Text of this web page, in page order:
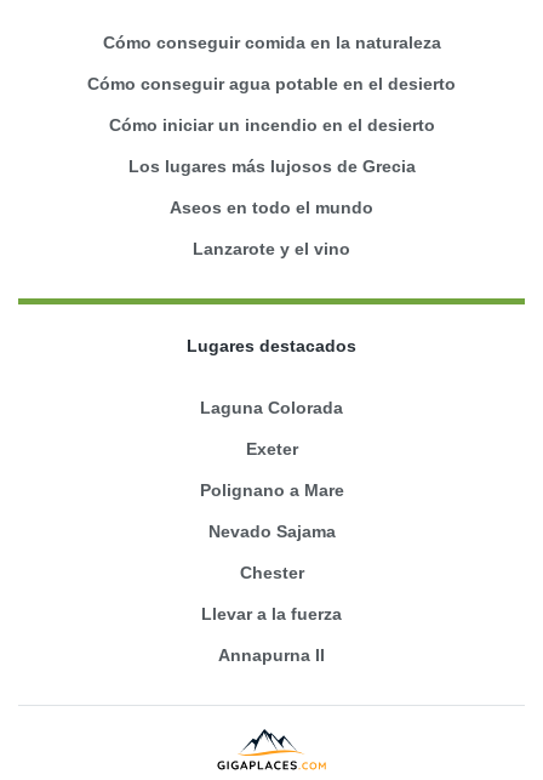
Cómo conseguir comida en la naturaleza
Cómo conseguir agua potable en el desierto
Cómo iniciar un incendio en el desierto
Los lugares más lujosos de Grecia
Aseos en todo el mundo
Lanzarote y el vino
Lugares destacados
Laguna Colorada
Exeter
Polignano a Mare
Nevado Sajama
Chester
Llevar a la fuerza
Annapurna II